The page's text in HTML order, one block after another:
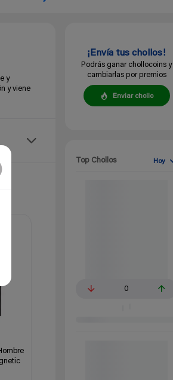
y
y viene
¡Envía tus chollos!
Podrás ganar chollocoins y
cambiarlas por premios
Enviar chollo
Top Chollos Hoy
0